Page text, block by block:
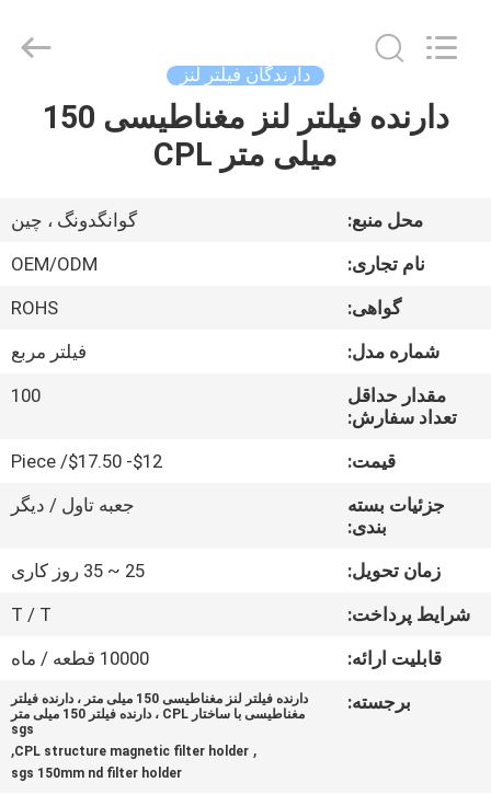
صفحه
محصولات
کنترل
Technology
دارندگان فیلتر لنز
دارنده فیلتر لنز مغناطیسی 150
میلی متر CPL
محل منبع:
گوانگدونگ ، چین
نام تجاری:
OEM/ODM
گواهی:
ROHS
شماره مدل:
فیلتر مربع
مقدار حداقل
تعداد سفارش:
100
قیمت:
$12- $17.50/ Piece
جزئیات بسته
بندی:
جعبه تاول / دیگر
زمان تحویل:
25 ~ 35 روز کاری
شرایط پرداخت:
T / T
قابلیت ارائه:
10000 قطعه / ماه
برجسته:
دارنده فیلتر لنز مغناطیسی 150 میلی متر ، دارنده فیلتر
مغناطیسی با ساختار CPL ، دارنده فیلتر 150 میلی متر
sgs
,
CPL structure magnetic filter holder
,
sgs 150mm nd filter holder